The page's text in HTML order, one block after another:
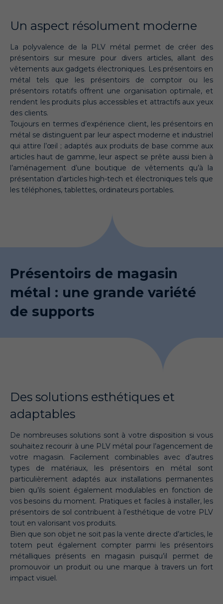
Un aspect résolument moderne
La polyvalence de la PLV métal permet de créer des
présentoirs sur mesure pour divers articles, allant des
vêtements aux gadgets électroniques. Les présentoirs en
métal tels que les présentoirs de comptoir ou les
présentoirs rotatifs offrent une organisation optimale, et
rendent les produits plus accessibles et attractifs aux yeux
des clients.
Toujours en termes d’expérience client, les présentoirs en
métal se distinguent par leur aspect moderne et industriel
qui attire l’œil ; adaptés aux produits de base comme aux
articles haut de gamme, leur aspect se prête aussi bien à
l’aménagement d’une boutique de vêtements qu’à la
présentation d’articles high-tech et électroniques tels que
les téléphones, tablettes, ordinateurs portables.
Présentoirs de magasin
métal : une grande variété
de supports
Des solutions esthétiques et
adaptables
De nombreuses solutions sont à votre disposition si vous
souhaitez recourir à une PLV métal pour l’agencement de
votre magasin. Facilement combinables avec d’autres
types de matériaux, les présentoirs en métal sont
particulièrement adaptés aux installations permanentes
bien qu’ils soient également modulables en fonction de
vos besoins du moment. Pratiques et faciles à installer, les
présentoirs de sol contribuent à l’esthétique de votre PLV
tout en valorisant vos produits.
Bien que son objet ne soit pas la vente directe d’articles, le
totem peut également compter parmi les présentoirs
métalliques présents en magasin puisqu’il permet de
promouvoir un produit ou une marque à travers un fort
impact visuel.